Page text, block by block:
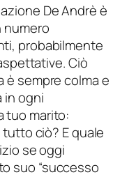
De Andrè è
numero
probabilmente
Ciò
è sempre colma e
in ogni
tuo marito:
ciò? E quale
se oggi
suo “successo